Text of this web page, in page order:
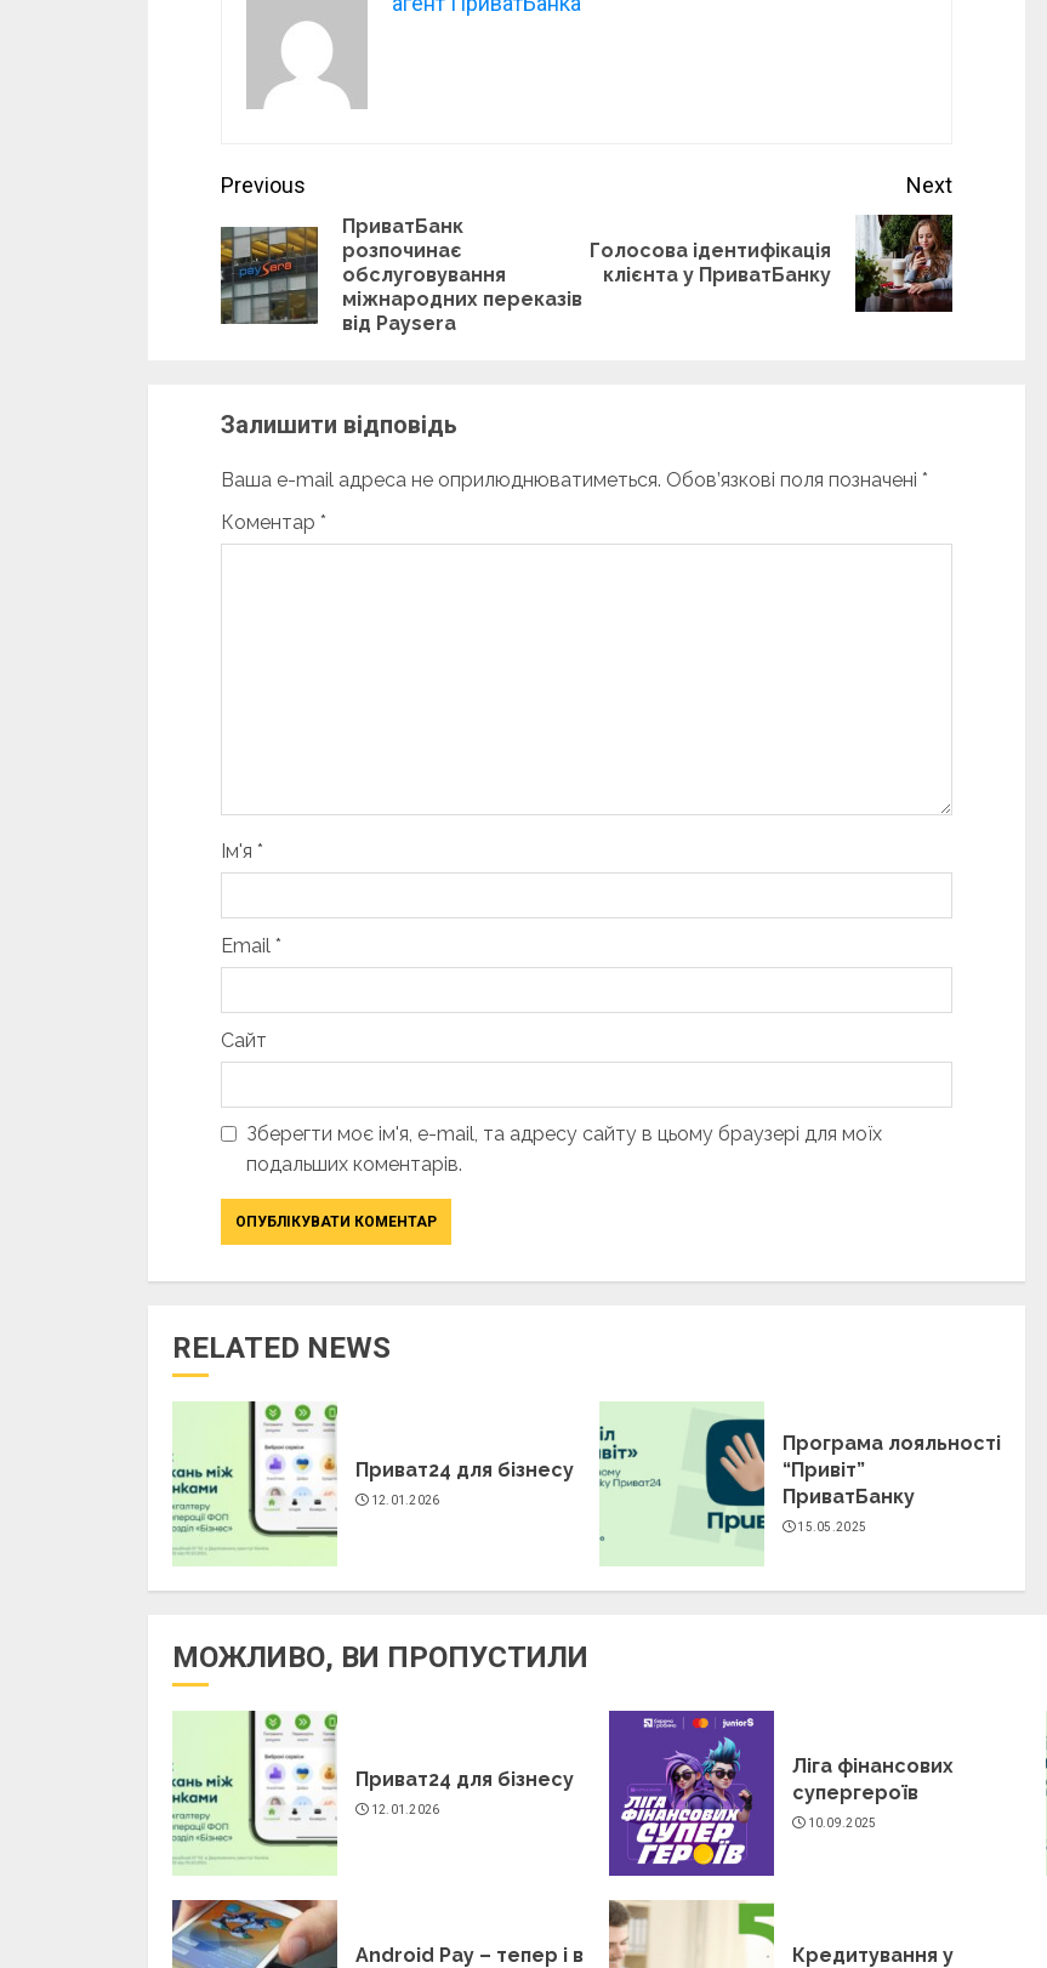
Continue
Reading
Previous
Previous
ПриватБанк
розпочинає
обслуговування
міжнародних переказів
від Paysera
Next
Next
post:
Голосова ідентифікація
клієнта у ПриватБанку
Залишити відповідь
Ваша e-mail адреса не оприлюднюватиметься. Обов’язкові поля позначені *
Коментар *
Ім'я *
Email *
Сайт
Зберегти моє ім'я, e-mail, та адресу сайту в цьому браузері для моїх
подальших коментарів.
RELATED NEWS
Приват24 для бізнесу
12.01.2026
Програма лояльності
“Привіт”
ПриватБанку
15.05.2025
МОЖЛИВО, ВИ ПРОПУСТИЛИ
Приват24 для бізнесу
12.01.2026
Ліга фінансових
супергероїв
10.09.2025
Android Pay – тепер і в Кредитування у